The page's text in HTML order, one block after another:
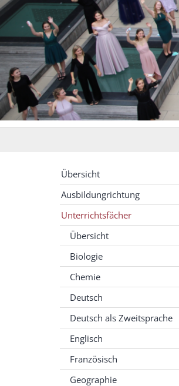
Übersicht
Ausbildungrichtung
Unterrichtsfächer
Übersicht
Biologie
Chemie
Deutsch
Deutsch als Zweitsprache
Englisch
Französisch
Geographie